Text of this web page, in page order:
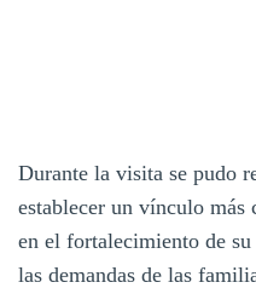
Durante la visita se pudo
establecer un vínculo más
en el fortalecimiento de
las demandas de las